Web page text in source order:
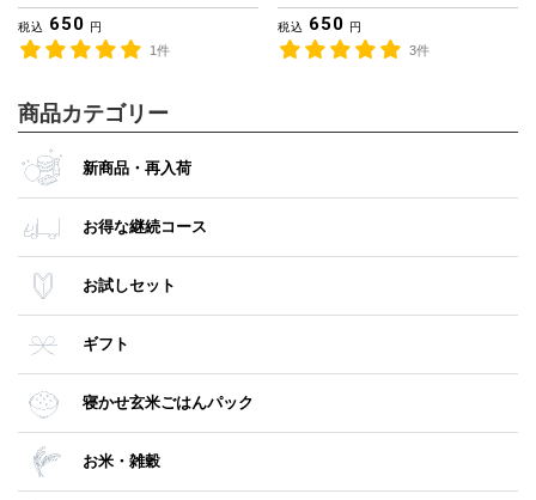
税込 650 円
1件
税込 650 円
3件
商品カテゴリー
新商品・再入荷
お得な継続コース
お試しセット
ギフト
寝かせ玄米ごはんパック
お米・雑穀